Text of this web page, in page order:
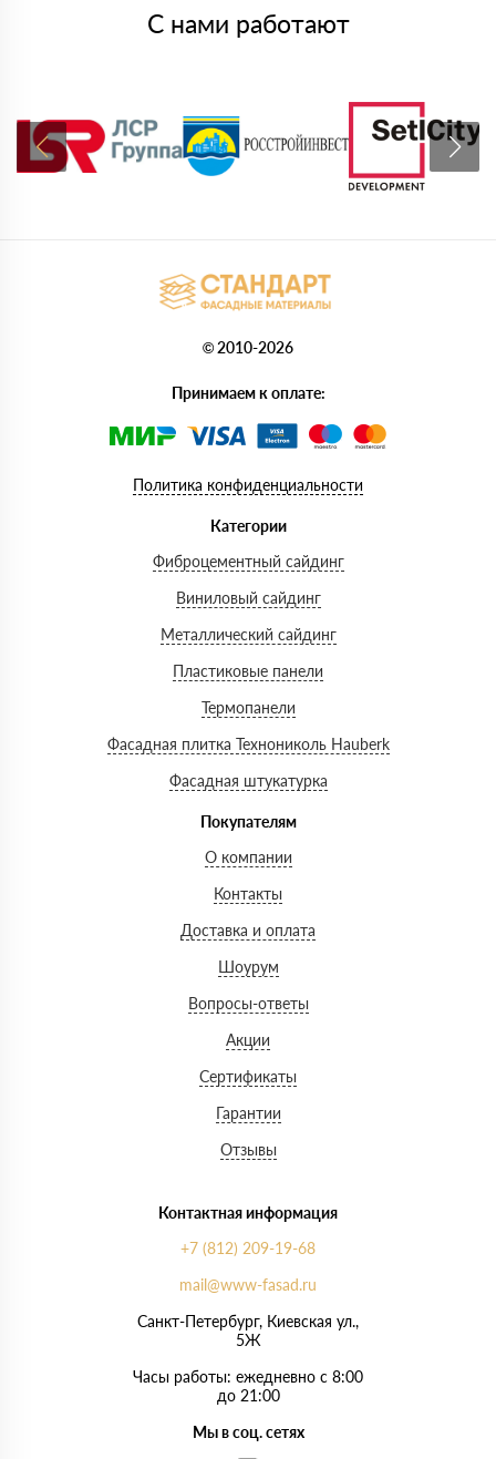
С нами работают
© 2010-2026
Принимаем к оплате:
Политика конфиденциальности
Категории
Фиброцементный сайдинг
Виниловый сайдинг
Металлический сайдинг
Пластиковые панели
Термопанели
Фасадная плитка Технониколь Hauberk
Фасадная штукатурка
Покупателям
О компании
Контакты
Доставка и оплата
Шоурум
Вопросы-ответы
Акции
Сертификаты
Гарантии
Отзывы
Контактная информация
+7 (812) 209-19-68
mail@www-fasad.ru
Санкт-Петербург, ​Киевская ул.,
5Ж
Часы работы: ежедневно с 8:00
до 21:00
Мы в соц. сетях